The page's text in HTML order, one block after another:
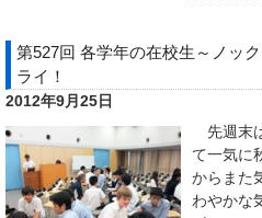
第527回 各学年の在校生～ノッ
ライ！
2012年9月25日
先週末
て一気に
からまた
わやかな